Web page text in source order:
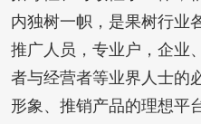
内独树一帜，是果树行业
推广人员，专业户，企业
者与经营者等业界人士的
形象、推销产品的理想平